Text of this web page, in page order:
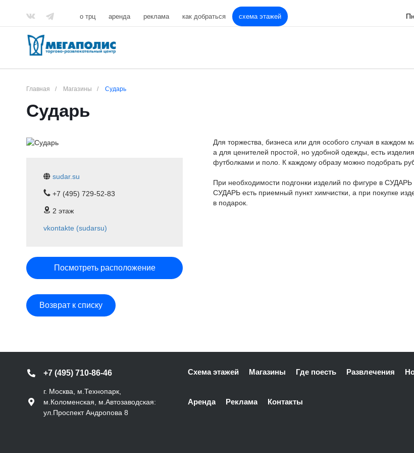
о трц аренда реклама как добраться схема этажей
Главная / Магазины / Сударь
Сударь
sudar.su
+7 (495) 729-52-83
2 этаж
vkontakte (sudarsu)
Посмотреть расположение
Для торжества, бизнеса или для особого случая в каждом
а для ценителей простой, но удобной одежды, есть
футболками и поло. К каждому образу можно подобрать
При необходимости подгонки изделий по фигуре в
СУДАРЬ есть приемный пункт химчистки, а при покупке
в подарок.
Возврат к списку
+7 (495) 710-86-46
г. Москва, м.Технопарк,
м.Коломенская, м.Автозаводская:
ул.Проспект Андропова 8
Схема этажей Магазины Где поесть Развлечения
Аренда Реклама Контакты